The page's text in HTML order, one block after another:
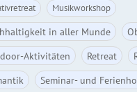
Musikworkshop
in aller Munde
Aktivitäten
Retreat
Seminar- und